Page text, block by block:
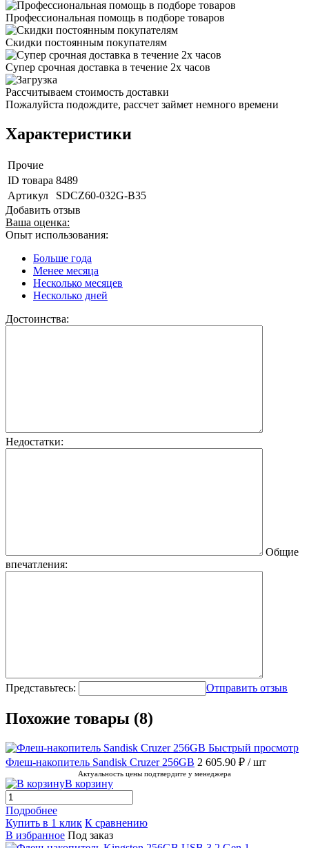
Профессиональная помощь в подборе товаров
Скидки постоянным покупателям
Супер срочная доставка в течение 2х часов
Рассчитываем стоимость доставки
Пожалуйста подождите, рассчет займет немного времени
Характеристики
Прочие
ID товара 8489
Артикул
SDCZ60-032G-B35
Добавить отзыв
Ваша оценка:
Опыт использования:
Больше года
Менее месяца
Несколько месяцев
Несколько дней
Достоинства:
Недостатки:
Общие
впечатления:
Представьтесь: Отправить отзыв
Похожие товары (8)
Быстрый просмотр
Флеш-накопитель Sandisk Cruzer 256GB 2 605.90 ₽ / шт
Актуальность цены подтвердите у менеджера
В корзину
Подробнее
Купить в 1 клик К сравнению
В избранное Под заказ